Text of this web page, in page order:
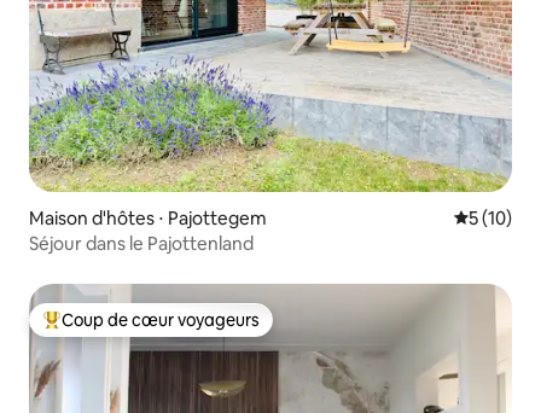
Maison d'hôtes ⋅ Pajottegem
5 (10)
Séjour dans le Pajottenland
Coups de cœur voyageurs les plus appréciés
Coup de cœur voyageurs